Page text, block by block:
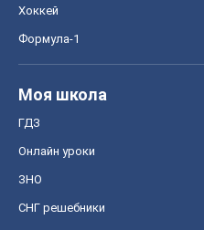
Хоккей
Формула-1
Моя школа
ГДЗ
Онлайн уроки
ЗНО
СНГ решебники